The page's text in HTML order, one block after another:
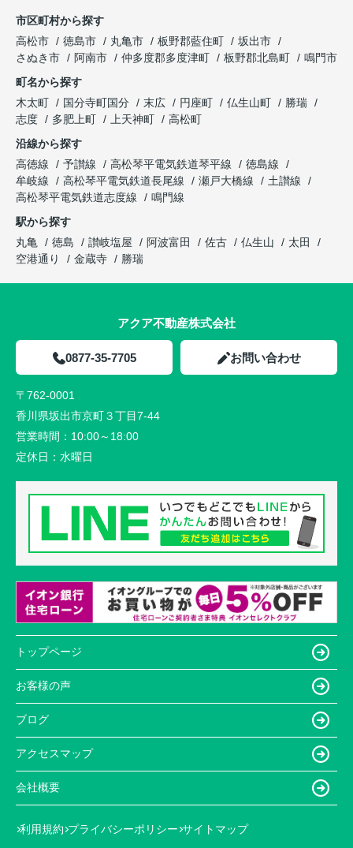
市区町村から探す
高松市
徳島市 丸亀市 板野郡藍住町
坂出市
さぬき市
阿南市 仲多度郡多度津町 板野郡北島町
鳴門市
町名から探す
木太町
国分寺町国分 末広 円座町 仏生山町
勝瑞
志度
多肥上町 上天神町
高松町
沿線から探す
高徳線
予讃線 高松琴平電気鉄道琴平線
徳島線
牟岐線
高松琴平電気鉄道長尾線 瀬戸大橋線
土讃線
高松琴平電気鉄道志度線
鳴門線
駅から探す
丸亀
徳島 讃岐塩屋 阿波富田 佐古 仏生山
太田
空港通り
金蔵寺 勝瑞
アクア不動産株式会社
0877-35-7705 お問い合わせ
〒762-0001
香川県坂出市京町３丁目7-44
営業時間： 10:00～18:00
定休日： 水曜日
トップページ
お客様の声
ブログ
アクセスマップ
会社概要
利用規約 プライバシーポリシー サイトマップ